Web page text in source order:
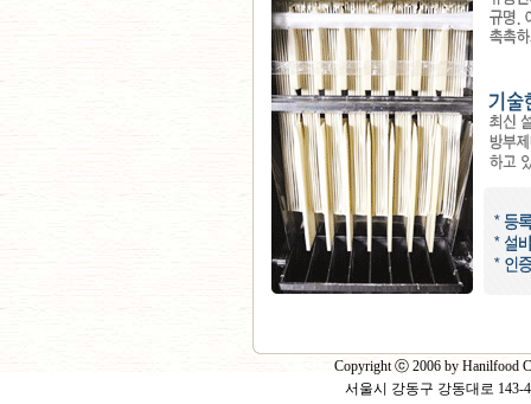
Copyright ⓒ 2006 by Hanilfood
서울시 강동구 강동대로 143-